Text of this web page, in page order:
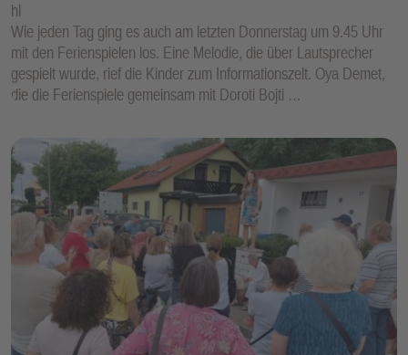
hl
Wie jeden Tag ging es auch am letzten Donnerstag um 9.45 Uhr
mit den Ferienspielen los. Eine Melodie, die über Lautsprecher
gespielt wurde, rief die Kinder zum Informationszelt. Oya Demet,
die die Ferienspiele gemeinsam mit Doroti Bojti …